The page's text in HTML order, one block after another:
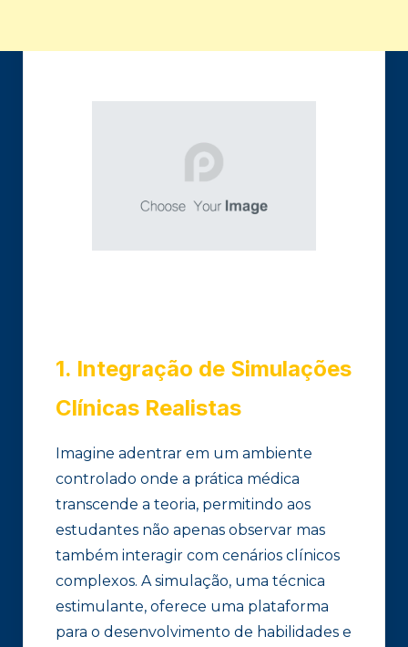
1. Integração de Simulações
Clínicas Realistas
Imagine adentrar em um ambiente
controlado onde a prática médica
transcende a teoria, permitindo aos
estudantes não apenas observar mas
também interagir com cenários clínicos
complexos. A simulação, uma técnica
estimulante, oferece uma plataforma
para o desenvolvimento de habilidades e